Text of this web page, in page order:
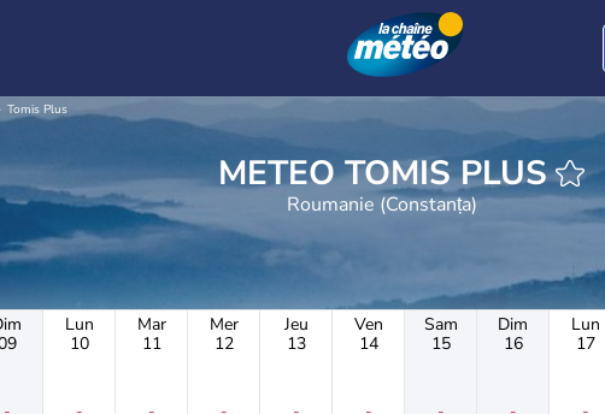
Tomis Plus
METEO TOMIS PLUS
Roumanie (Constanța)
Lun
10
Mar
11
Mer
12
Jeu
13
Ven
14
Sam
15
Dim
16
Lun
17